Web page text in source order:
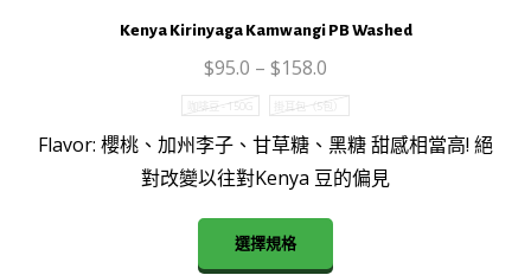
Kenya Kirinyaga Kamwangi PB Washed
$95.0 – $158.0
咖啡豆 - 150G 掛耳包（5包）
Flavor: 櫻桃、加州李子、甘草糖、黑糖 甜感相當高! 絕
對改變以往對Kenya 豆的偏見
選擇規格
This
product